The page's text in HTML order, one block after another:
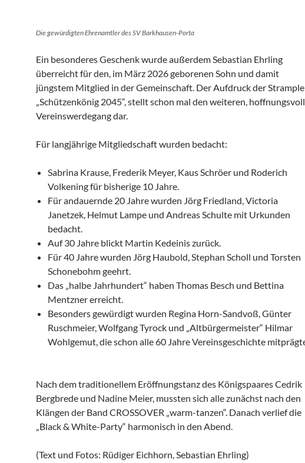
Die gewürdigten Ehrenamtler des SV Barkhausen-Porta
Ein besonderes Geschenk wurde außerdem Sebastian Ehrling
überreicht für den, im März 2026 geborenen Sohn und damit
jüngstem Mitglied in der Gemeinschaft. Der Aufdruck der
„Schützenkönig 2045“, stellt schon mal den weiteren,
Vereinswerdegang dar.
Für langjährige Mitgliedschaft wurden bedacht:
Sabrina Krause, Frederik Meyer, Kaus Schröer und Roderich
Volkening für bisherige 10 Jahre.
Für andauernde 20 Jahre wurden Jörg Friedland, Victoria
Janetzek, Helmut Lampe und Andreas Schulte mit Urkunden
bedacht.
Auf 30 Jahre blickt Martin Kedeinis zurück.
Für 40 Jahre wurden Jörg Haubold, Stephan Scholl und Torsten
Schonebohm geehrt.
Das „halbe Jahrhundert“ haben Thomas Besch und Bettina
Mentzner erreicht.
Besonders gewürdigt wurden Regina Horn-Sandvoß, Günter
Ruschmeier, Wolfgang Tyrock und „Altbürgermeister“ Hilmar
Wohlgemut, die schon alle 60 Jahre Vereinsgeschichte
Nach dem traditionellem Eröffnungstanz des Königspaares Cedrik
Bergbrede und Nadine Meier, mussten sich alle zunächst nach den
Klängen der Band CROSSOVER „warm-tanzen“. Danach verlief die
„Black & White-Party“ harmonisch in den Abend.
(Text und Fotos: Rüdiger Eichhorn, Sebastian Ehrling)